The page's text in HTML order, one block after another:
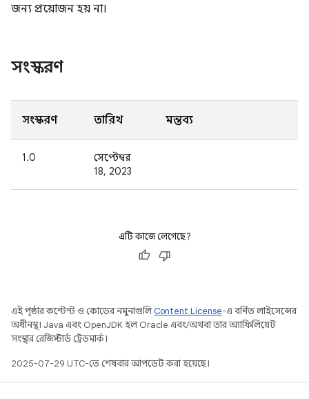
জন্য প্রয়োজন হয় না।
সংস্করণ
সংস্করণ তারিখ মন্তব্য
1.0
সেপ্টেম্বর
18, 2023
এটি কাজে লেগেছে?
এই পৃষ্ঠার কন্টেন্ট ও কোডের নমুনাগুলিContent License-এ বর্ণিত লাইসেন্সের
অধীনস্থ। Java এবং OpenJDK হল Oracle এবং/অথবা তার অ্যাফিলিয়েট
সংস্থার রেজিস্টার্ড ট্রেডমার্ক।
2025-07-29 UTC-তে শেষবার আপডেট করা হয়েছে।